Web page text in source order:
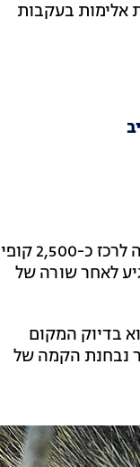
אלימות בעקבות
הרקע לסיפור מתחיל ב-2024, כאשר משרד הפארקים הלאומיים, חיות הבר והצומח הורה לרכז כ-2,500 קופי
לאחר שורה של
בדיוק המקום
נבחנת הקמה של